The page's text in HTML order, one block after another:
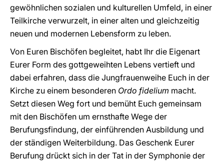
gewöhnlichen sozialen und kulturellen Umfeld, in einer
Teilkirche verwurzelt, in einer alten und gleichzeitig
neuen und modernen Lebensform zu leben.
Von Euren Bischöfen begleitet, habt Ihr die Eigenart
Eurer Form des gottgeweihten Lebens vertieft und
dabei erfahren, dass die Jungfrauenweihe Euch in der
Kirche zu einem besonderen Ordo fidelium macht.
Setzt diesen Weg fort und bemüht Euch gemeinsam
mit den Bischöfen um ernsthafte Wege der
Berufungsfindung, der einführenden Ausbildung und
der ständigen Weiterbildung. Das Geschenk Eurer
Berufung drückt sich in der Tat in der Symphonie der